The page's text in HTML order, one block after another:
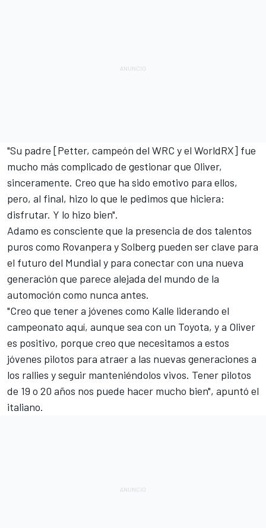
"Su padre [Petter, campeón del WRC y el WorldRX] fue
mucho más complicado de gestionar que Oliver,
sinceramente. Creo que ha sido emotivo para ellos,
pero, al final, hizo lo que le pedimos que hiciera:
disfrutar. Y lo hizo bien".
Adamo es consciente que la presencia de dos talentos
puros como Rovanpera y Solberg pueden ser clave para
el futuro del Mundial y para conectar con una nueva
generación que parece alejada del mundo de la
automoción como nunca antes.
"Creo que tener a jóvenes como Kalle liderando el
campeonato aquí, aunque sea con un Toyota, y a Oliver
es positivo, porque creo que necesitamos a estos
jóvenes pilotos para atraer a las nuevas generaciones a
los rallies y seguir manteniéndolos vivos. Tener pilotos
de 19 o 20 años nos puede hacer mucho bien", apuntó el
italiano.